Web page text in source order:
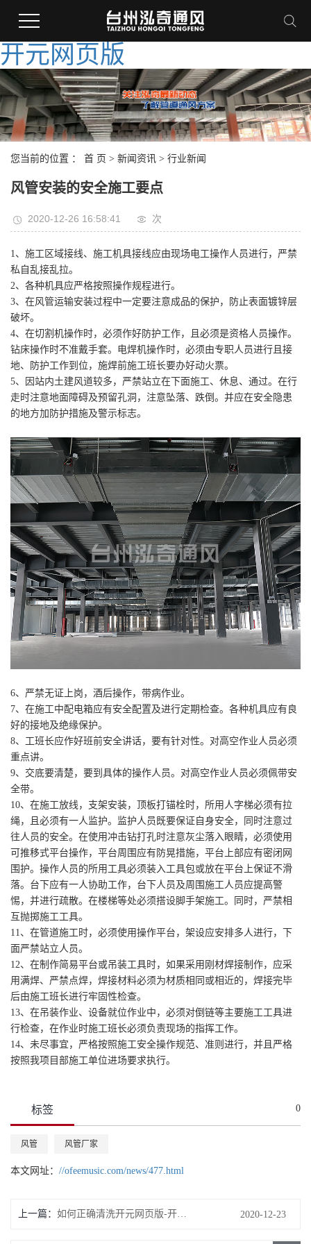
开元网页版
您当前的位置 ： 首 页 > 新闻资讯 > 行业新闻
风管安装的安全施工要点
2020-12-26 16:58:41 次
1、施工区域接线、施工机具接线应由现场电工操作人员进行，严禁
私自乱接乱拉。
2、各种机具应严格按照操作规程进行。
3、在风管运输安装过程中一定要注意成品的保护，防止表面镀锌层
破坏。
4、在切割机操作时，必须作好防护工作，且必须是资格人员操作。
钻床操作时不准戴手套。电焊机操作时，必须由专职人员进行且接
地、防护工作到位，施焊前施工班长要办好动火票。
5、因站内土建风道较多，严禁站立在下面施工、休息、通过。在行
走时注意地面障碍及预留孔洞，注意坠落、跌倒。并应在安全隐患
的地方加防护措施及警示标志。
6、严禁无证上岗，酒后操作，带病作业。
7、在施工中配电箱应有安全配置及进行定期检查。各种机具应有良
好的接地及绝缘保护。
8、工班长应作好班前安全讲话，要有针对性。对高空作业人员必须
重点讲。
9、交底要清楚，要到具体的操作人员。对高空作业人员必须佩带安
全带。
10、在施工放线，支架安装，顶板打锚栓时，所用人字梯必须有拉
绳，且必须有一人监护。监护人员既要保证自身安全，同时注意过
往人员的安全。在使用冲击钻打孔时注意灰尘落入眼睛，必须使用
可推移式平台操作，平台周围应有防晃措施，平台上部应有密闭网
围护。操作人员的所用工具必须装入工具包或放在平台上保证不滑
落。台下应有一人协助工作，台下人员及周围施工人员应提高警
惕，并进行疏散。在楼梯等处必须搭设脚手架施工。同时，严禁相
互抛掷施工工具。
11、在管道施工时，必须使用操作平台，架设应安排多人进行，下
面严禁站立人员。
12、在制作简易平台或吊装工具时，如果采用刚材焊接制作，应采
用满焊、严禁点焊，焊接材料必须为材质相同或相近的，焊接完毕
后由施工班长进行牢固性检查。
13、在吊装作业、设备就位作业中，必须对倒链等主要施工工具进
行检查，在作业时施工班长必须负责现场的指挥工作。
14、未尽事宜，严格按照施工安全操作规范、准则进行，并且严格
按照我项目部施工单位进场要求执行。
标签 0
风管 风管厂家
本文网址： //ofeemusic.com/news/477.html
上一篇： 如何正确清洗开元网页版-开元(中国) 2020-12-23